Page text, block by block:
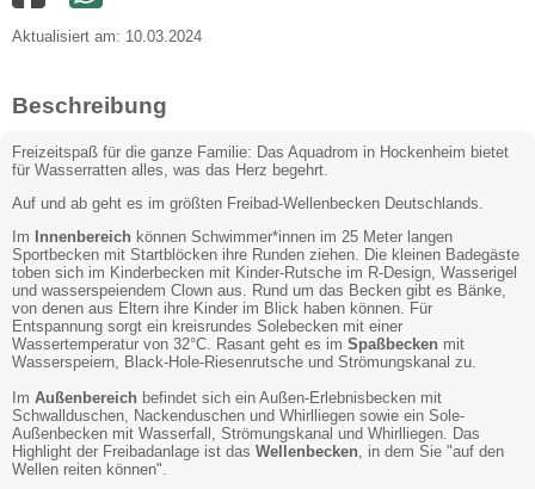
Aktualisiert am: 10.03.2024
Beschreibung
Freizeitspaß für die ganze Familie: Das Aquadrom in Hockenheim bietet
für Wasserratten alles, was das Herz begehrt.
Auf und ab geht es im größten Freibad-Wellenbecken Deutschlands.
Im Innenbereich können Schwimmer*innen im 25 Meter langen
Sportbecken mit Startblöcken ihre Runden ziehen. Die kleinen Badegäste
toben sich im Kinderbecken mit Kinder-Rutsche im R-Design, Wasserigel
und wasserspeiendem Clown aus. Rund um das Becken gibt es Bänke,
von denen aus Eltern ihre Kinder im Blick haben können. Für
Entspannung sorgt ein kreisrundes Solebecken mit einer
Wassertemperatur von 32°C. Rasant geht es im Spaßbecken mit
Wasserspeiern, Black-Hole-Riesenrutsche und Strömungskanal zu.
Im Außenbereich befindet sich ein Außen-Erlebnisbecken mit
Schwallduschen, Nackenduschen und Whirlliegen sowie ein Sole-
Außenbecken mit Wasserfall, Strömungskanal und Whirlliegen. Das
Highlight der Freibadanlage ist das Wellenbecken , in dem Sie "auf den
Wellen reiten können".